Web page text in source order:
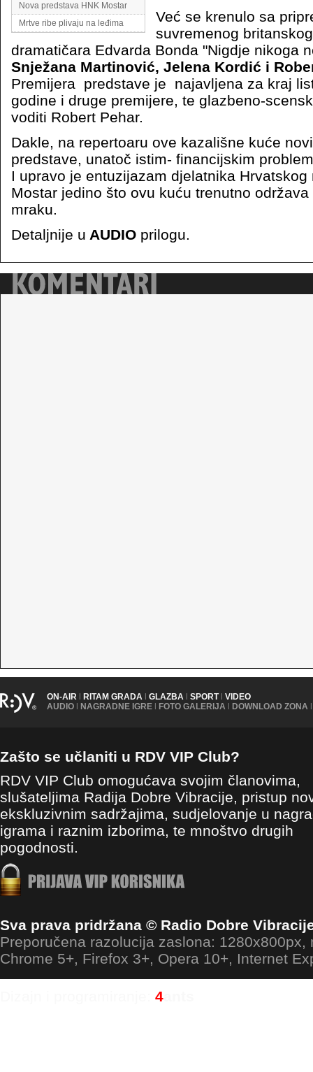
Nova predstava HNK Mostar
Mrtve ribe plivaju na leđima
Već se krenulo sa
suvremenog
dramatičara Edvarda Bonda "Nigdje nikoga
Snježana Martinović, Jelena Kordić i
Premijera predstave je najavljena za kraj
godine i druge premijere, te glazbeno-
voditi Robert Pehar.
Dakle, na repertoaru ove kazališne kuće
predstave, unatoč istim- financijskim
I upravo je entuzijazam djelatnika
Mostar jedino što ovu kuću trenutno
mraku.
Detaljnije u AUDIO prilogu.
ON-AIR | RITAM GRADA | GLAZBA | SPORT | VIDEO
AUDIO | NAGRADNE IGRE | FOTO GALERIJA | DOWNLOAD ZONA |
Zašto se učlaniti u RDV VIP Club?
RDV VIP Club omogućava svojim članovima,
slušateljima Radija Dobre Vibracije, pristup
ekskluzivnim sadržajima, sudjelovanje u
igrama i raznim izborima, te mnoštvo drugih
pogodnosti.
Sva prava pridržana © Radio Dobre
Preporučena razolucija zaslona: 1280x800px,
Chrome 5+, Firefox 3+, Opera 10+, Internet
4